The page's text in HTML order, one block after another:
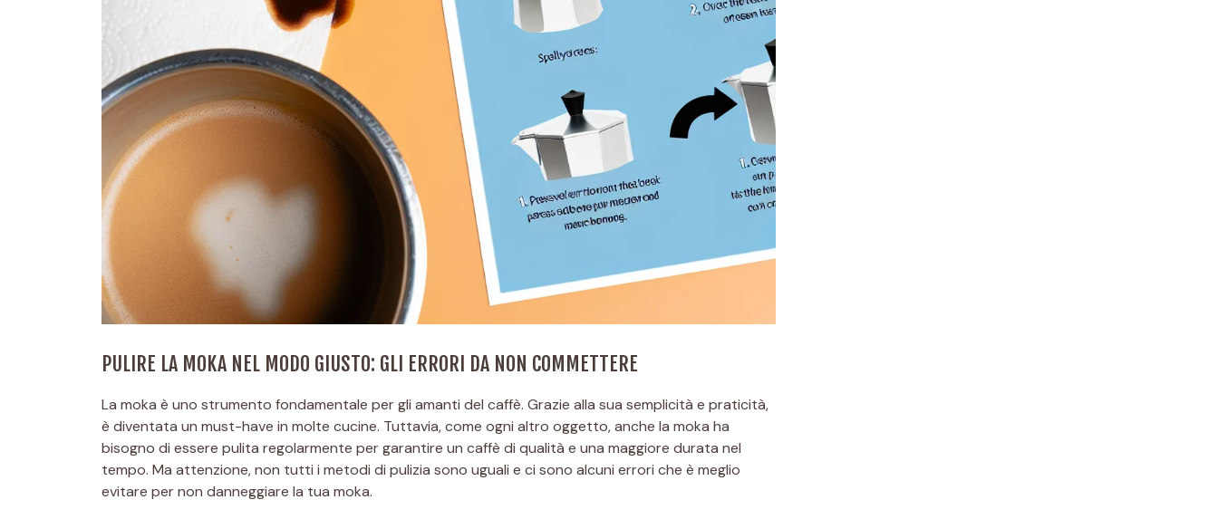
PULIRE LA MOKA NEL MODO GIUSTO: GLI ERRORI DA NON COMMETTERE
La moka è uno strumento fondamentale per gli amanti del caffè. Grazie alla sua semplicità e praticità,
è diventata un must-have in molte cucine. Tuttavia, come ogni altro oggetto, anche la moka ha
bisogno di essere pulita regolarmente per garantire un caffè di qualità e una maggiore durata nel
tempo. Ma attenzione, non tutti i metodi di pulizia sono uguali e ci sono alcuni errori che è meglio
evitare per non danneggiare la tua moka.